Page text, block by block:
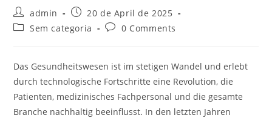
admin
20 de April de 2025
Sem categoria
0 Comments
Das Gesundheitswesen ist im stetigen Wandel und erlebt
durch technologische Fortschritte eine Revolution, die
Patienten, medizinisches Fachpersonal und die gesamte
Branche nachhaltig beeinflusst. In den letzten Jahren